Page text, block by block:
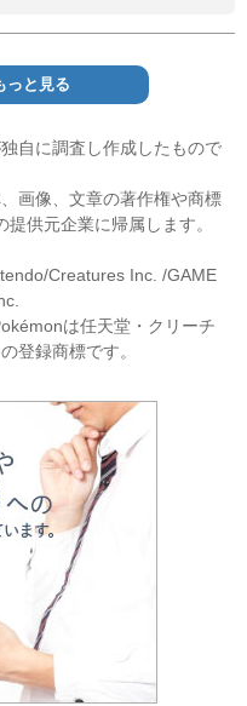
っと見る
自に調査し作成したもので
画像、文章の著作権や商標
供元企業に帰属します。
Creatures Inc. /GAME
は任天堂・クリーチ
登録商標です。